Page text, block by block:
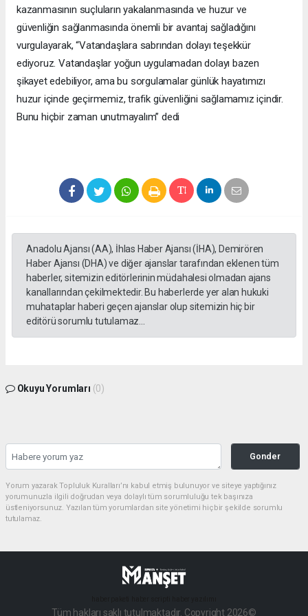
kazanmasının suçluların yakalanmasında ve huzur ve
güvenliğin sağlanmasında önemli bir avantaj sağladığını
vurgulayarak, “Vatandaşlara sabrından dolayı teşekkür
ediyoruz. Vatandaşlar yoğun uygulamadan dolayı bazen
şikayet edebiliyor, ama bu sorgulamalar günlük hayatımızı
huzur içinde geçirmemiz, trafik güvenliğini sağlamamız içindir.
Bunu hiçbir zaman unutmayalım” dedi
Anadolu Ajansı (AA), İhlas Haber Ajansı (İHA), Demirören
Haber Ajansı (DHA) ve diğer ajanslar tarafından eklenen tüm
haberler, sitemizin editörlerinin müdahalesi olmadan ajans
kanallarından çekilmektedir. Bu haberlerde yer alan hukuki
muhataplar haberi geçen ajanslar olup sitemizin hiç bir
editörü sorumlu tutulamaz...
Okuyu Yorumları (0)
Gonder
Yorum yazarak Topluluk Kuralları’nı kabul etmiş bulunuyor ve siteye yaptığınız
yorumunuzla ilgili doğrudan veya dolaylı tüm sorumluluğu tek başınıza
üstleniyorsunuz. Yazılan tüm yorumlardan site yönetimi hiçbir şekilde sorumlu
tutulamaz.
Tüm hakları saklı tutulmaktadır. Copyright 2026©